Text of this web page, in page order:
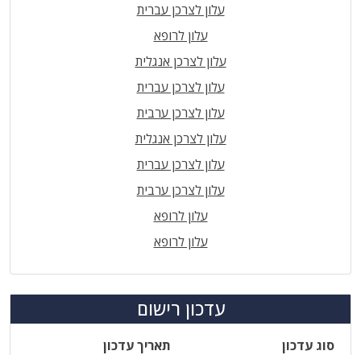
עלון לצרכן עברית
עלון לרופא
עלון לצרכן אנגלית
עלון לצרכן עברית
עלון לצרכן ערבית
עלון לצרכן אנגלית
עלון לצרכן עברית
עלון לצרכן ערבית
עלון לרופא
עלון לרופא
עדכון רישום
סוג עדכון
תאריך עדכון